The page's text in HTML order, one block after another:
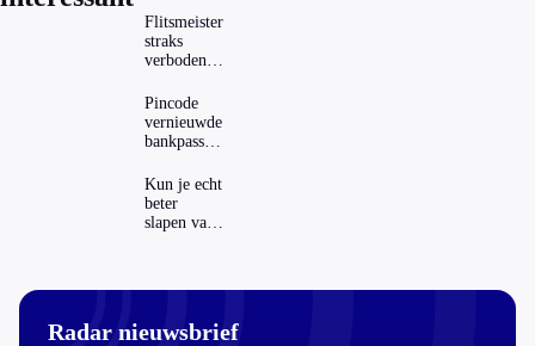
Flitsmeister
straks
verboden?
regels in
Nederland
en het
buitenland
Pincode
vernieuwde
bankpassen
ING-app:
is dat wel
veilig?
Kun je echt
beter
slapen van
Radar nieuwsbrief